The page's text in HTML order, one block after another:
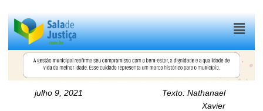
Menu
julho 9, 2021 Texto:Nathanael
Xavier